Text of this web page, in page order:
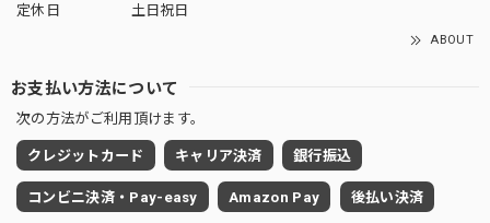
定休日
土日祝日
ABOUT
お支払い方法について
次の方法がご利用頂けます。
クレジットカード キャリア決済 銀行振込
コンビニ決済・Pay-easy Amazon Pay 後払い決済